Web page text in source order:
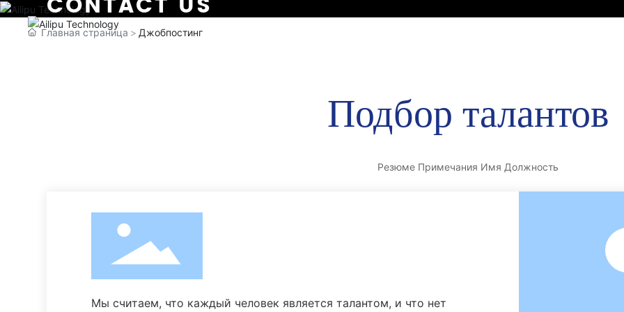
Главная страница Джобпостинг
Подбор талантов
Резюме Примечания Имя Должность
Мы считаем, что каждый человек является талантом, и что нет